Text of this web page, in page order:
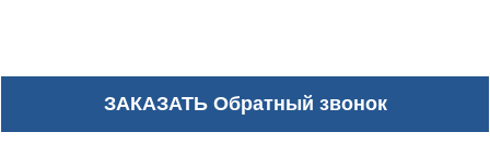
ЗАКАЗАТЬОбратный звонок